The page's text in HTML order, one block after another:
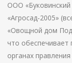
ООО
«Агросад-2005»
«Овощной дом
что
органах